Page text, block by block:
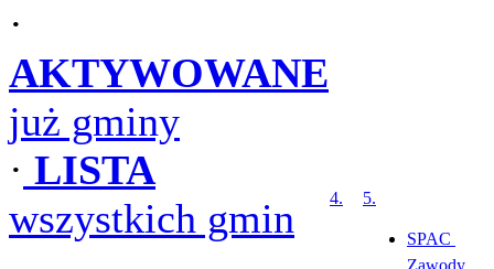
·
AKTYWOWANE
już gminy
· LISTA
wszystkich gmin
4. 5.
SPAC 
Zawody